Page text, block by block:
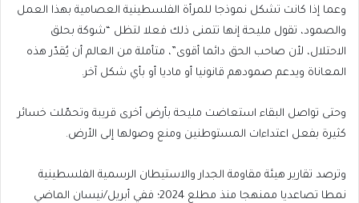
وعما إذا كانت تشكل نموذجا للمرأة الفلسطينية العصامية بهذا العمل
والصمود، تقول مليحة إنها تتمنى ذلك فعلا لتظل “شوكة بحلق
الاحتلال، لأن صاحب الحق دائما أقوى”، متأملة من العالم أن يُقدّر هذه
المعاناة ويدعم صمودهم قانونيا أو ماديا أو بأي شكل آخر.
وحتى تواصل البقاء استعاضت مليحة بأرض أخرى قريبة وتحمّلت خسائر
كثيرة بفعل اعتداءات المستوطنين ومنع وصولها إلى الأرض.
وترصد تقارير هيئة مقاومة الجدار والاستيطان الرسمية الفلسطينية
نمطا تصاعديا ممنهجا منذ مطلع 2024؛ ففي أبريل/نيسان الماضي